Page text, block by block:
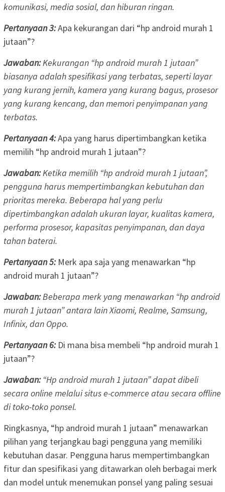
komunikasi, media sosial, dan hiburan ringan.
Pertanyaan 3:Apa kekurangan dari “hp android murah 1
jutaan”?
Jawaban:Kekurangan “hp android murah 1 jutaan”
biasanya adalah spesifikasi yang terbatas, seperti layar
yang kurang jernih, kamera yang kurang bagus, prosesor
yang kurang kencang, dan memori penyimpanan yang
terbatas.
Pertanyaan 4:Apa yang harus dipertimbangkan ketika
memilih “hp android murah 1 jutaan”?
Jawaban:Ketika memilih “hp android murah 1 jutaan”,
pengguna harus mempertimbangkan kebutuhan dan
prioritas mereka. Beberapa hal yang perlu
dipertimbangkan adalah ukuran layar, kualitas kamera,
performa prosesor, kapasitas penyimpanan, dan daya
tahan baterai.
Pertanyaan 5:Merk apa saja yang menawarkan “hp
android murah 1 jutaan”?
Jawaban:Beberapa merk yang menawarkan “hp android
murah 1 jutaan” antara lain Xiaomi, Realme, Samsung,
Infinix, dan Oppo.
Pertanyaan 6:Di mana bisa membeli “hp android murah 1
jutaan”?
Jawaban:“Hp android murah 1 jutaan” dapat dibeli
secara online melalui situs e-commerce atau secara offline
di toko-toko ponsel.
Ringkasnya, “hp android murah 1 jutaan” menawarkan
pilihan yang terjangkau bagi pengguna yang memiliki
kebutuhan dasar. Pengguna harus mempertimbangkan
fitur dan spesifikasi yang ditawarkan oleh berbagai merk
dan model untuk menemukan ponsel yang paling sesuai